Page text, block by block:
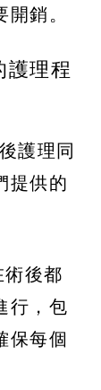
銷。
護理程
護理同
提供的
後都
行，包
保每個